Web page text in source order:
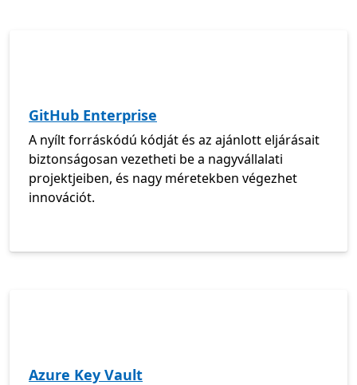
GitHub Enterprise
A nyílt forráskódú kódját és az ajánlott eljárásait
biztonságosan vezetheti be a nagyvállalati
projektjeiben, és nagy méretekben végezhet
innovációt.
Azure Key Vault